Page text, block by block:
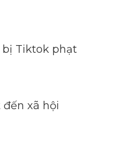
bị Tiktok phạt
xã hội